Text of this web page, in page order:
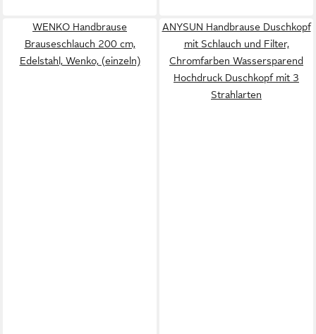
WENKO Handbrause
Brauseschlauch 200 cm,
Edelstahl, Wenko, (einzeln)
ANYSUN Handbrause Duschkopf
mit Schlauch und Filter,
Chromfarben Wassersparend
Hochdruck Duschkopf mit 3
Strahlarten